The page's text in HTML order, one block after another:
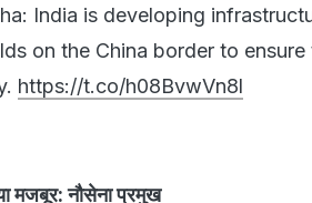
India is developing
on the China border to ensure
https://t.co/h08BvwVn8l
मजबूर: नौसेना प्रमुख